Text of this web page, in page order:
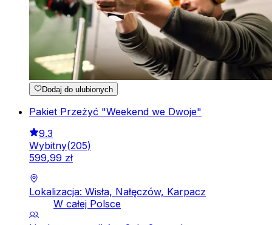
Dodaj do ulubionych
Pakiet Przeżyć "Weekend we Dwoje"
9.3
Wybitny(205)
599,99 zł
Lokalizacja: Wisła, Nałęczów, Karpacz
W całej Polsce